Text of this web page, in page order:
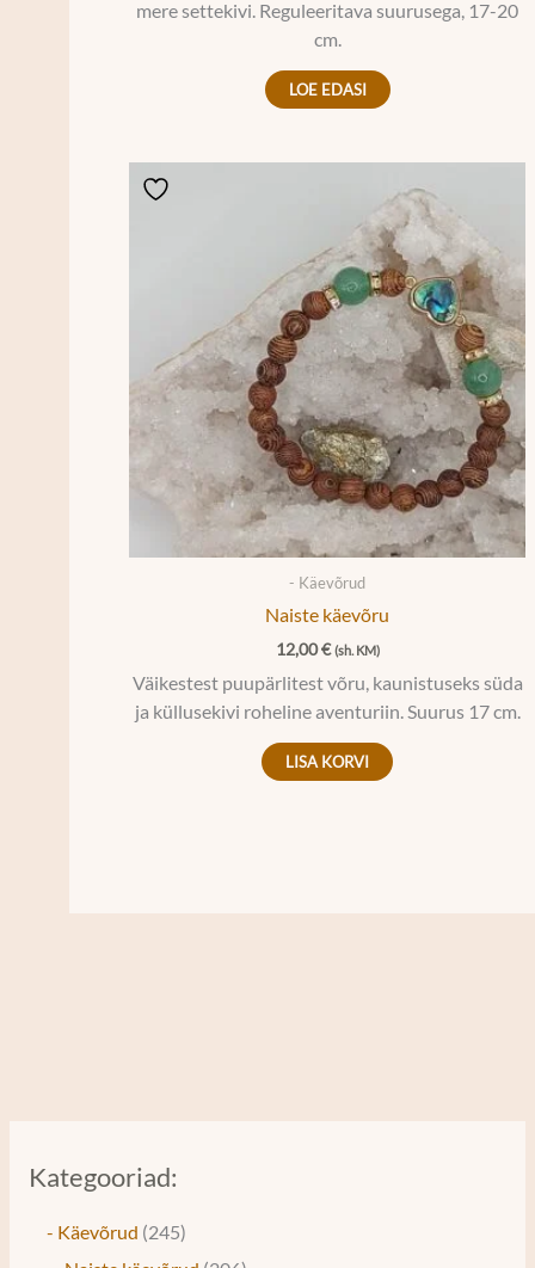
Kategooriad:
- Käevõrud 245
mere settekivi. Reguleeritava suurusega, 17-20
cm.
LOE EDASI
- Käevõrud
Naiste käevõru
12,00€ (sh. KM)
Väikestest puupärlitest võru, kaunistuseks süda
ja küllusekivi roheline aventuriin. Suurus 17 cm.
LISA KORVI